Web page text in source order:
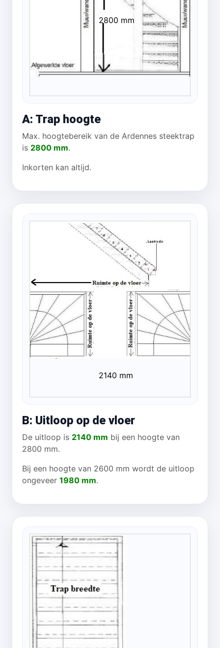
2800 mm
A: Trap hoogte
Max. hoogtebereik van de Ardennes steektrap
is 2800 mm.
Inkorten kan altijd.
2140 mm
B: Uitloop op de vloer
De uitloop is 2140 mm bij een hoogte van
2800 mm.
Bij een hoogte van 2600 mm wordt de uitloop
ongeveer 1980 mm.